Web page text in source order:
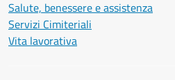
Salute, benessere e assistenza
Servizi Cimiteriali
Vita lavorativa